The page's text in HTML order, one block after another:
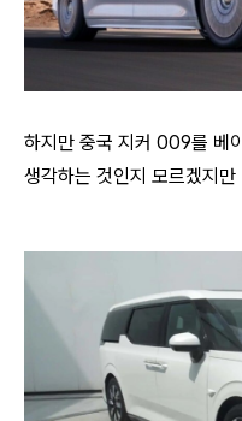
하지만 중국 지커 009를 베
생각하는 것인지 모르겠지만